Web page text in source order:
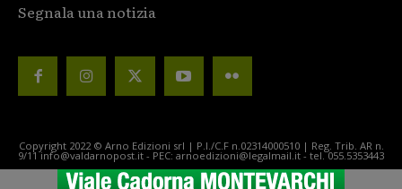
Segnala una notizia
Copyright 2022 © Arno Edizioni srl | P.I./C.F n.02314000510 | Reg. Trib. AR n.
9/11 info@valdarnopost.it - PEC: arnoedizioni@legalmail.it - tel. 055.5353443